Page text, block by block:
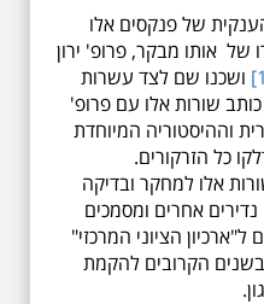
של פנקסים אלו
של אותו מבקר, פרופ' ירון
ושכנו שם לצד עשרות
שורות אלו עם פרופ'
וההיסטוריה המיוחדת
כל הזרקורים.
אלו למחקר ובדיקה
אחרים ומסמכים
הציוני המרכזי"
בשנים הקרובים להקמת